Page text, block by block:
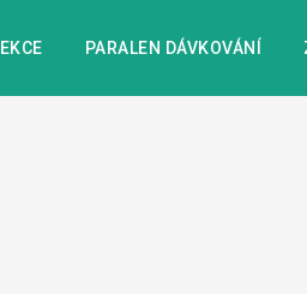
PARALEN DÁVKOVÁNÍ